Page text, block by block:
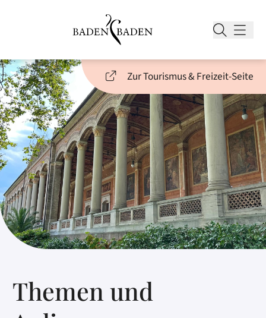
Zur Tourismus & Freizeit-Seite
Themen und